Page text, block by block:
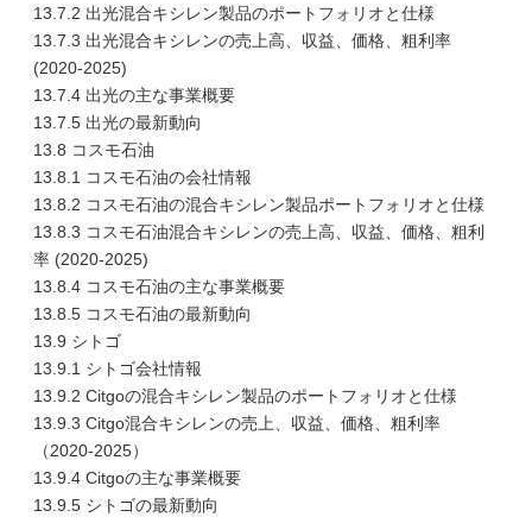
13.7.2 出光混合キシレン製品のポートフォリオと仕様
13.7.3 出光混合キシレンの売上高、収益、価格、粗利率
(2020-2025)
13.7.4 出光の主な事業概要
13.7.5 出光の最新動向
13.8 コスモ石油
13.8.1 コスモ石油の会社情報
13.8.2 コスモ石油の混合キシレン製品ポートフォリオと仕様
13.8.3 コスモ石油混合キシレンの売上高、収益、価格、粗利
率 (2020-2025)
13.8.4 コスモ石油の主な事業概要
13.8.5 コスモ石油の最新動向
13.9 シトゴ
13.9.1 シトゴ会社情報
13.9.2 Citgoの混合キシレン製品のポートフォリオと仕様
13.9.3 Citgo混合キシレンの売上、収益、価格、粗利率
（2020-2025）
13.9.4 Citgoの主な事業概要
13.9.5 シトゴの最新動向